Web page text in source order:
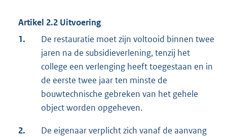
Artikel 2.2 Uitvoering
1.
De restauratie moet zijn voltooid binnen twee
jaren na de subsidieverlening, tenzij het
college een verlenging heeft toegestaan en in
de eerste twee jaar ten minste de
bouwtechnische gebreken van het gehele
object worden opgeheven.
2.
De eigenaar verplicht zich vanaf de aanvang